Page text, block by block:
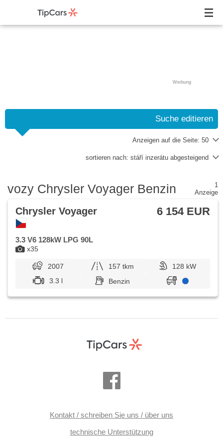
Werbung
Suche editieren
Anzeigen auf die Seite: 50
sortieren nach: stáří inzerátu abgesteigend
vozy Chrysler Voyager Benzin
1
Anzeige
x35
Chrysler Voyager 6 154 EUR
3.3 V6 128kW LPG 90L
2007 157 tkm
128 kW
3.3 l
Benzin
Kontakt / schreiben Sie uns / über uns
technische Unterstützung